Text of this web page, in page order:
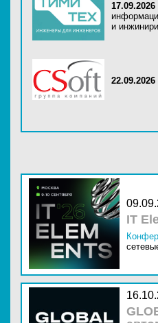
17.09.2026
и
22.09.2026
IT